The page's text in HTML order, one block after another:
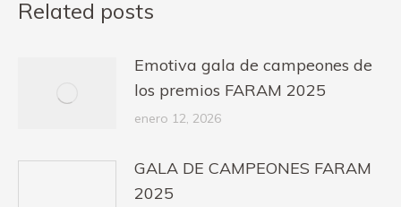
Related posts
Emotiva gala de campeones de
los premios FARAM 2025
enero 12, 2026
GALA DE CAMPEONES FARAM
2025